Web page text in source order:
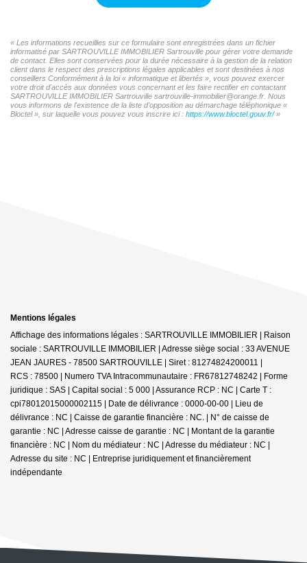
« Les informations recueillies sur ce formulaire sont enregistrées dans un fichier
informatisé par SARTROUVILLE IMMOBILIER Sartrouville pour gérer votre demande
de contact. Elles sont conservées pour la durée nécessaire à la gestion de la relation
client dans le respect des prescriptions légales applicables et sont destinées à nos
conseillers Conformément à la loi « informatique et libertés », vous pouvez exercer
votre droit d'accès aux données vous concernant et les faire rectifier en contactant
SARTROUVILLE IMMOBILIER Sartrouville sartrouville-immobilier@orange.fr. Nous
vous informons de l'existence de la liste d'opposition au démarchage téléphonique «
Bloctel », sur laquelle vous pouvez vous inscrire ici : https://www.bloctel.gouv.fr/»
Mentions légales
Affichage des informations légales : SARTROUVILLE IMMOBILIER | Raison
sociale : SARTROUVILLE IMMOBILIER | Adresse siège social : 33 AVENUE
JEAN JAURES - 78500 SARTROUVILLE | Siret : 81274824200011 |
RCS : 78500 | Numero TVA Intracommunautaire : FR67812748242 | Forme
juridique : SAS | Capital social : 5 000 | Assurance RCP : NC | Carte T :
cpi78012015000002115 | Date de délivrance : 0000-00-00 | Lieu de
délivrance : NC | Caisse de garantie financière : NC. | N° de caisse de
garantie : NC | Adresse caisse de garantie : NC | Montant de la garantie
financière : NC | Nom du médiateur : NC | Adresse du médiateur : NC |
Adresse du site : NC | Entreprise juridiquement et financièrement
indépendante